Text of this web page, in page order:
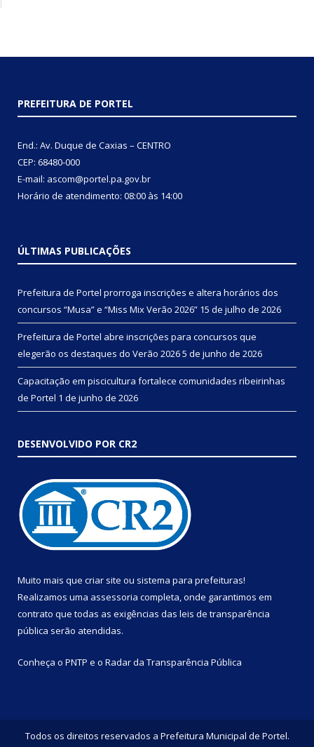
PREFEITURA DE PORTEL
End.: Av. Duque de Caxias – CENTRO
CEP: 68480-000
E-mail: ascom@portel.pa.gov.br
Horário de atendimento: 08:00 às 14:00
ÚLTIMAS PUBLICAÇÕES
Prefeitura de Portel prorroga inscrições e altera horários dos
concursos “Musa” e “Miss Mix Verão 2026” 15 de julho de 2026
Prefeitura de Portel abre inscrições para concursos que
elegerão os destaques do Verão 20265 de junho de 2026
Capacitação em piscicultura fortalece comunidades ribeirinhas
de Portel 1 de junho de 2026
DESENVOLVIDO POR CR2
Muito mais que criar site ou sistema para prefeituras!
Realizamos uma assessoria completa, onde garantimos em
contrato que todas as exigências das leis de transparência
pública serão atendidas.
Conheça o PNTP e o Radar da Transparência Pública
Todos os direitos reservados a Prefeitura Municipal de Portel.